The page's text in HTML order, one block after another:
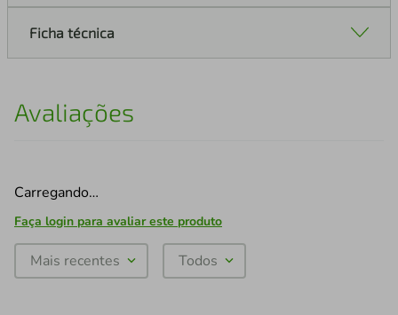
Ficha técnica
Avaliações
Carregando…
Faça login para avaliar este produto
Mais recentes Todos